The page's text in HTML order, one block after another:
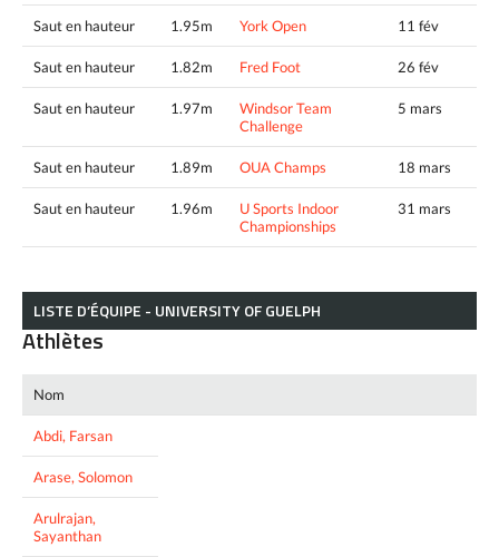
Saut en hauteur 1.95m York Open 11 fév
Saut en hauteur 1.82m Fred Foot 26 fév
Saut en hauteur 1.97m
Windsor Team
Challenge
5 mars
Saut en hauteur 1.89m OUA Champs 18 mars
Saut en hauteur 1.96m
U Sports Indoor
Championships
31 mars
LISTE D’ÉQUIPE - UNIVERSITY OF GUELPH
Athlètes
Nom
Abdi, Farsan
Arase, Solomon
Arulrajan,
Sayanthan